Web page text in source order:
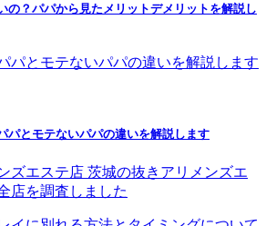
の？パパから見たメリットデメリットを解説し
パとモテないパパの違いを解説します
茨城の抜きアリメンズエ
店を調査しました